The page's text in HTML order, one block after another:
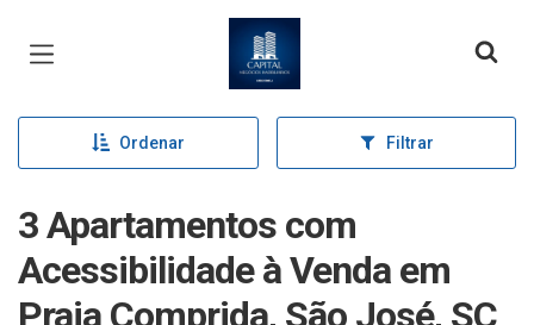
Página inicial
Ordenar Filtrar
3 Apartamentos com
Acessibilidade à Venda em
Praia Comprida, São José, SC